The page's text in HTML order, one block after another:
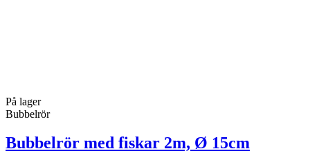
På lager
Bubbelrör
Bubbelrör med fiskar 2m, Ø 15cm